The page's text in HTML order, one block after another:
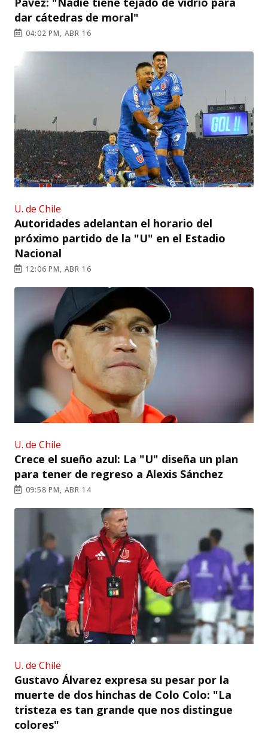
dar cátedras de moral"
04:02 PM, ABR 16
U. de Chile
Autoridades adelantan el horario del
próximo partido de la "U" en el Estadio
Nacional
12:06 PM, ABR 16
U. de Chile
Crece el sueño azul: La "U" diseña un plan
para tener de regreso a Alexis Sánchez
09:58 PM, ABR 14
U. de Chile
Gustavo Álvarez expresa su pesar por la
muerte de dos hinchas de Colo Colo: "La
tristeza es tan grande que nos distingue
colores"